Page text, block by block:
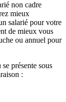
non cadre
mieux
salarié pour votre
de mieux vous
ou annuel pour
présente sous
: